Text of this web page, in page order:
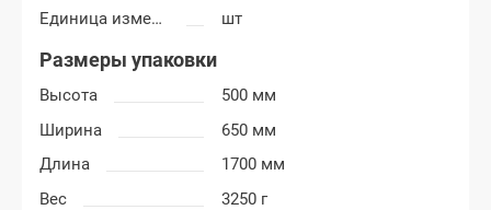
Единица измерения
шт
Размеры упаковки
Высота
500 мм
Ширина
650 мм
Длина
1700 мм
Вес
3250 г